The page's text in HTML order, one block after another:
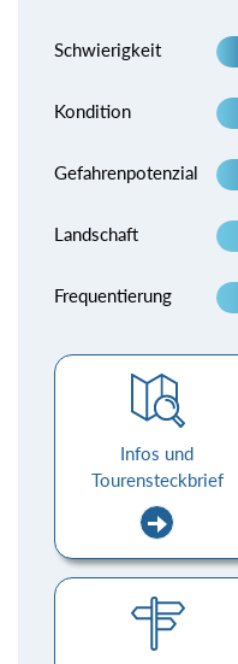
Schwierigkeit
Kondition
Gefahrenpotenzial
Landschaft
Frequentierung
Infos und
Tourensteckbrief